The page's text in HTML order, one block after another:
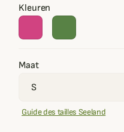
Kleuren
Maat
Guide des tailles Seeland